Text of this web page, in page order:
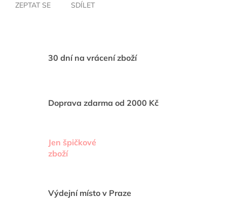
ZEPTAT SE SDÍLET
30 dní na vrácení zboží
Doprava zdarma od 2000 Kč
Jen špičkové
zboží
Výdejní místo v Praze